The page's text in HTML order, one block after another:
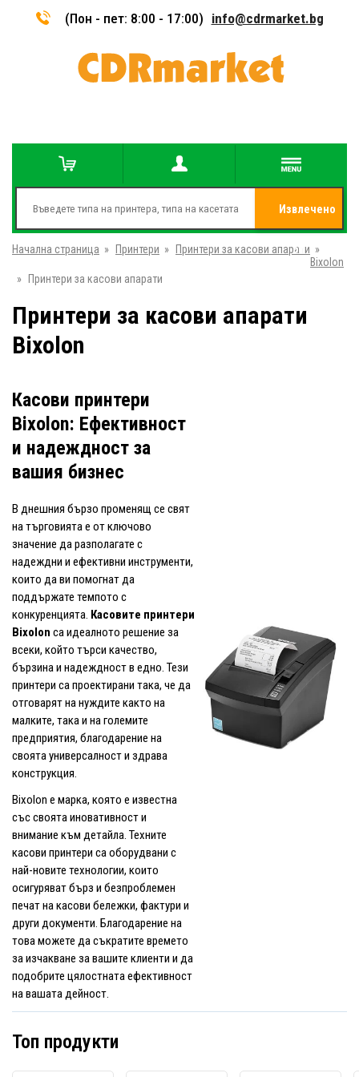
(Пон - пет: 8:00 - 17:00) info@cdrmarket.bg
Извлечено
от
Начална страница » Принтери » Принтери за касови апарати »
Bixolon
»
Принтери за касови апарати
Принтери за касови апарати
Bixolon
Касови принтери
Bixolon: Ефективност
и надеждност за
вашия бизнес
В днешния бързо променящ се свят
на търговията е от ключово
значение да разполагате с
надеждни и ефективни инструменти,
които да ви помогнат да
поддържате темпото с
конкуренцията. Касовите принтери
Bixolon са идеалното решение за
всеки, който търси качество,
бързина и надеждност в едно. Тези
принтери са проектирани така, че да
отговарят на нуждите както на
малките, така и на големите
предприятия, благодарение на
своята универсалност и здрава
конструкция.
Bixolon е марка, която е известна
със своята иновативност и
внимание към детайла. Техните
касови принтери са оборудвани с
най-новите технологии, които
осигуряват бърз и безпроблемен
печат на касови бележки, фактури и
други документи. Благодарение на
това можете да съкратите времето
за изчакване за вашите клиенти и да
подобрите цялостната ефективност
на вашата дейност.
Топ продукти